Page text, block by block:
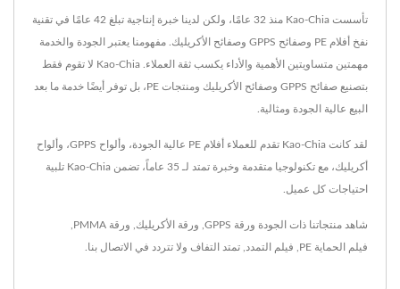
تأسست Kao-Chia منذ 32 عامًا، ولكن لدينا خبرة إنتاجية تبلغ 42 عامًا في تقنية
نفخ أفلام PE وصفائح GPPS وصفائح الأكريليك. مفهومنا يعتبر الجودة والخدمة
مهمتين متساويتين الأهمية والأداء يكسب ثقة العملاء. Kao-Chia لا تقوم فقط
بتصنيع صفائح GPPS وصفائح الأكريليك ومنتجات PE، بل توفر أيضًا خدمة ما بعد
البيع عالية الجودة ومثالية.
لقد كانت Kao-Chia تقدم للعملاء أفلام PE عالية الجودة، وألواح GPPS، وألواح
أكريليك، مع تكنولوجيا متقدمة وخبرة تمتد لـ 35 عاماً، تضمن Kao-Chia تلبية
احتياجات كل عميل.
شاهد منتجاتنا ذات الجودة ورقة GPPS ورقة الأكريليك ورقة PMMA
فيلم الحماية PE فيلم التمدد تمتد التفاف ولا تتردد في الاتصال بنا